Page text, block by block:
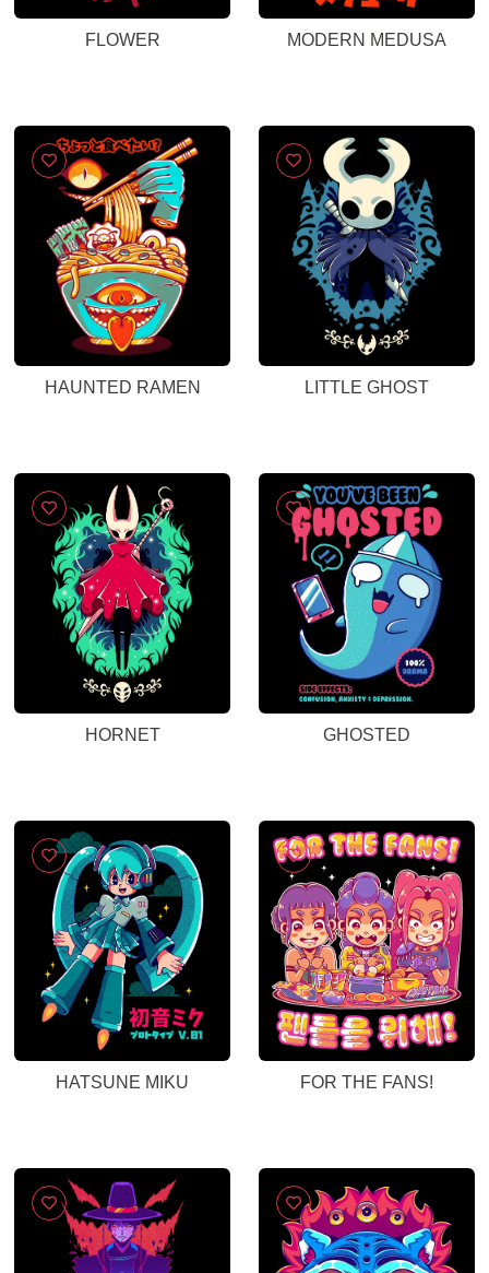
FLOWER MODERN MEDUSA
HAUNTED RAMEN LITTLE GHOST
HORNET GHOSTED
HATSUNE MIKU FOR THE FANS!